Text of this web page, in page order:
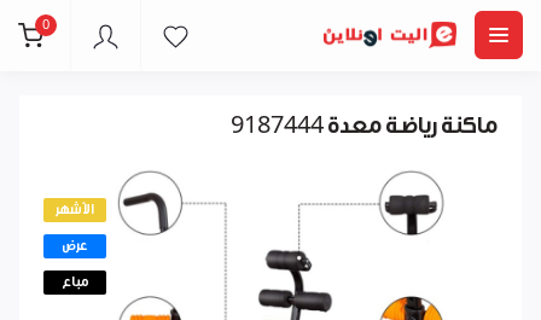
0
ماكنة رياضة معدة 9187444
الأشهر
عرض
مباع